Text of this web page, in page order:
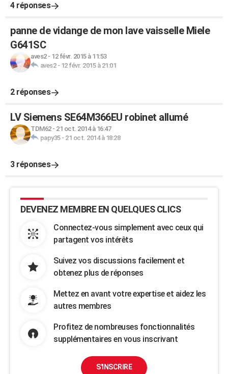
4 réponses
panne de vidange de mon lave vaisselle Miele
G641SC
aves2- 12 févr. 2015 à 11:53
aves2- 12 févr. 2015 à 21:01
2 réponses
LV Siemens SE64M366EU robinet allumé
TDM62- 21 oct. 2014 à 16:47
papy35- 21 oct. 2014 à 18:28
3 réponses
DEVENEZ MEMBRE EN QUELQUES CLICS
Connectez-vous simplement avec ceux qui
partagent vos intérêts
Suivez vos discussions facilement et
obtenez plus de réponses
Mettez en avant votre expertise et aidez les
autres membres
Profitez de nombreuses fonctionnalités
supplémentaires en vous inscrivant
S'INSCRIRE